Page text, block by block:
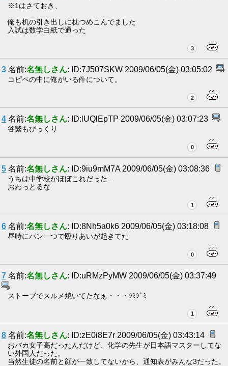
※1はさておき、
俺も机の引き出しに枕つめこんでました
入試は数学白紙で通った
3
3 名前:名無しさん: ID:7J507SKW 2009/06/05(金) 03:05:02
コピペの中に俺がいる件について。
2
4 名前:名無しさん: ID:lUQlEpTP 2009/06/05(金) 03:07:23
谷繁もびっくり
0
5 名前:名無しさん: ID:9iu9mM7A 2009/06/05(金) 03:08:36
うちは中学校がほぼこれだった…
おわっとるな
1
6 名前:名無しさん: ID:8Nh5a0k6 2009/06/05(金) 03:18:08
昼時にパン一つで殴りあいが起きてた
0
7 名前:名無しさん: ID:uRMzPyMW 2009/06/05(金) 03:37:49
ストーブでスルメ焼いてたなぁ・・・ｼﾐｼﾞﾐ
1
8 名前:名無しさん: ID:zE0i8E7r 2009/06/05(金) 03:43:14
おバカ女子高だったんだけど、化学の先生が日本語マスターしてな
い外国人だった。
当然生徒の名前と顔が一致してないから、通知表がみんな3だった。